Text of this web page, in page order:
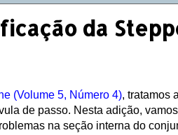
da
(Volume 5, Número 4), tratamos
de passo. Nesta adição,
na seção interna do